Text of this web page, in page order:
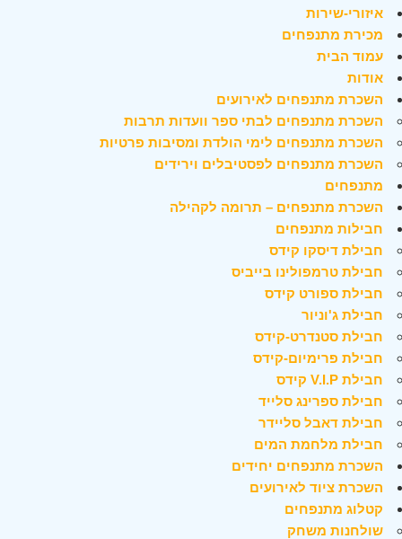
איזורי-שירות
מכירת מתנפחים
עמוד הבית
אודות
השכרת מתנפחים לאירועים
השכרת מתנפחים לבתי ספר וועדות תרבות
השכרת מתנפחים לימי הולדת ומסיבות פרטיות
השכרת מתנפחים לפסטיבלים וירידים
מתנפחים
השכרת מתנפחים – תרומה לקהילה
חבילות מתנפחים
חבילת דיסקו קידס
חבילת טרמפולינו בייביס
חבילת ספורט קידס
חבילת ג'וניור
חבילת סטנדרט-קידס
חבילת פרימיום-קידס
חבילת V.I.P קידס
חבילת ספרינג סלייד
חבילת דאבל סליידר
חבילת מלחמת המים
השכרת מתנפחים יחידים
השכרת ציוד לאירועים
קטלוג מתנפחים
שולחנות משחק